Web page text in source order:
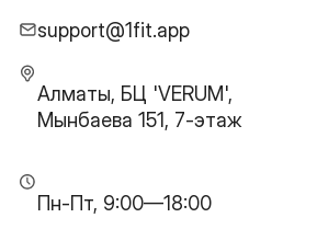
support@1fit.app
Алматы, БЦ 'VERUM',
Мынбаева 151, 7-этаж
Пн-Пт, 9:00—18:00